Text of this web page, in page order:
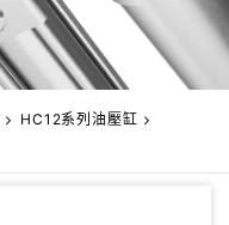
HC12系列油壓缸